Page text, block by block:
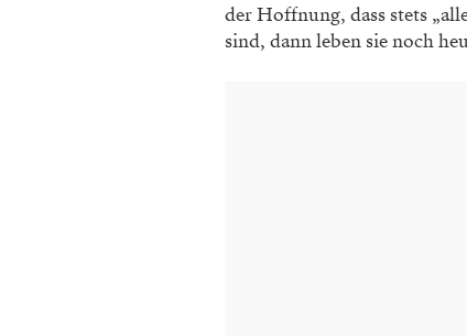
der Hoffnung, dass stets
sind, dann leben sie noch